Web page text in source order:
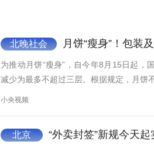
北晚社会 月饼“瘦身”！包装
为推动月饼“瘦身”，自今年8月15日起，
减少为最多不超过三层。根据规定，月饼
小央视频
北京 “外卖封签”新规今天起